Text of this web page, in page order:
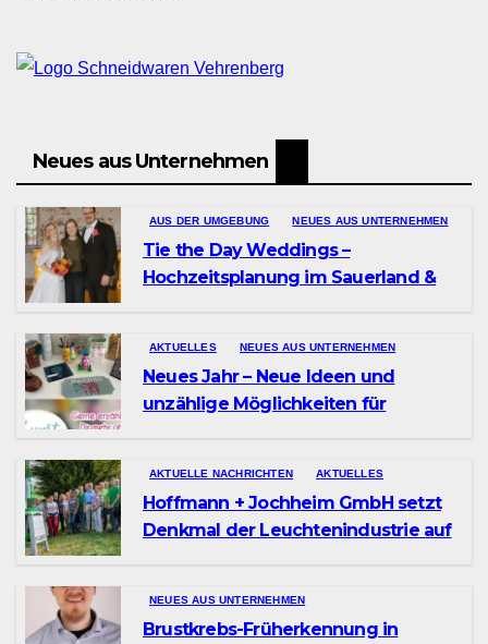
Neues aus Unternehmen
AUS DER UMGEBUNG NEUES AUS UNTERNEHMEN
Tie the Day Weddings –
Hochzeitsplanung im Sauerland &
AKTUELLES NEUES AUS UNTERNEHMEN
Neues Jahr – Neue Ideen und
unzählige Möglichkeiten für
AKTUELLE NACHRICHTEN AKTUELLES
Hoffmann + Jochheim GmbH setzt
Denkmal der Leuchtenindustrie auf
NEUES AUS UNTERNEHMEN
Brustkrebs-Früherkennung in